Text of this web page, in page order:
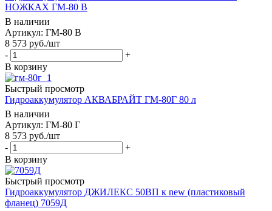
НОЖКАХ ГМ-80 В
В наличии
Артикул: ГМ-80 В
8 573 руб./шт
-
+
В корзину
Быстрый просмотр
Гидроаккумулятор АКВАБРАЙТ ГМ-80Г 80 л
В наличии
Артикул: ГМ-80 Г
8 573 руб./шт
-
+
В корзину
Быстрый просмотр
Гидроаккумулятор ДЖИЛЕКС 50ВП к new (пластиковый
фланец) 7059Д